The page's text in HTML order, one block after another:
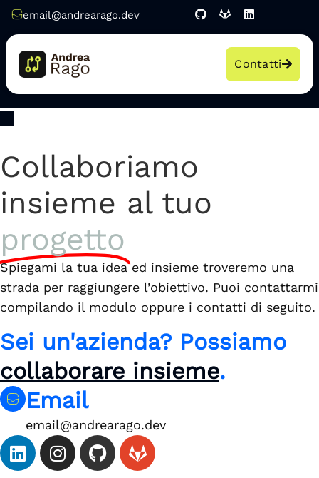
email@andrearago.dev
Contatti
Collaboriamo
insieme al tuo
progetto
Spiegami la tua idea ed insieme troveremo una
strada per raggiungere l’obiettivo. Puoi contattarmi
compilando il modulo oppure i contatti di seguito.
Sei un'azienda? Possiamo
collaborare insieme.
Email
email@andrearago.dev